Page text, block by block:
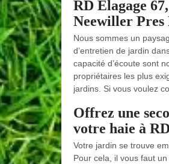
RD Elagage
Neewiller
Nous sommes un
d’entretien de jardin
capacité d’écoute sont
propriétaires les plus
jardins. Si vous voulez
Offrez une
votre haie à
Votre jardin se trouve
Pour cela, il vous faut